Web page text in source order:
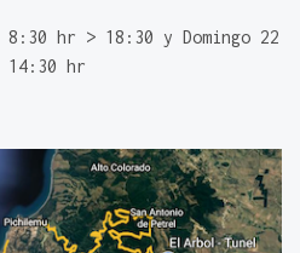
8:30 hr > 18:30 y Domingo 22
14:30 hr